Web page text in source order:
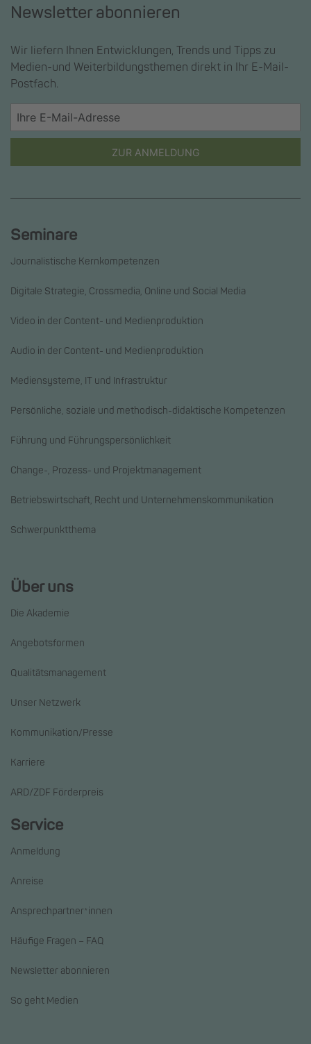
Newsletter abonnieren
Wir liefern Ihnen Entwicklungen, Trends und Tipps zu
Medien-und Weiterbildungsthemen direkt in Ihr E-Mail-
Postfach.
ZUR ANMELDUNG
Seminare
Journalistische Kernkompetenzen
Digitale Strategie, Crossmedia, Online und Social Media
Video in der Content- und Medienproduktion
Audio in der Content- und Medienproduktion
Mediensysteme, IT und Infrastruktur
Persönliche, soziale und methodisch-didaktische Kompetenzen
Führung und Führungspersönlichkeit
Change-, Prozess- und Projektmanagement
Betriebswirtschaft, Recht und Unternehmenskommunikation
Schwerpunktthema
Über uns
Die Akademie
Angebotsformen
Qualitätsmanagement
Unser Netzwerk
Kommunikation/Presse
Karriere
ARD/ZDF Förderpreis
Service
Anmeldung
Anreise
Ansprechpartner*innen
Häufige Fragen – FAQ
Newsletter abonnieren
So geht Medien